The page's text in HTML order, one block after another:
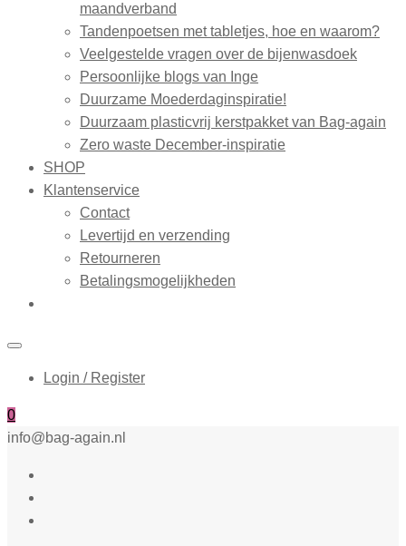
maandverband
Tandenpoetsen met tabletjes, hoe en waarom?
Veelgestelde vragen over de bijenwasdoek
Persoonlijke blogs van Inge
Duurzame Moederdaginspiratie!
Duurzaam plasticvrij kerstpakket van Bag-again
Zero waste December-inspiratie
SHOP
Klantenservice
Contact
Levertijd en verzending
Retourneren
Betalingsmogelijkheden
Login / Register
0
info@bag-again.nl